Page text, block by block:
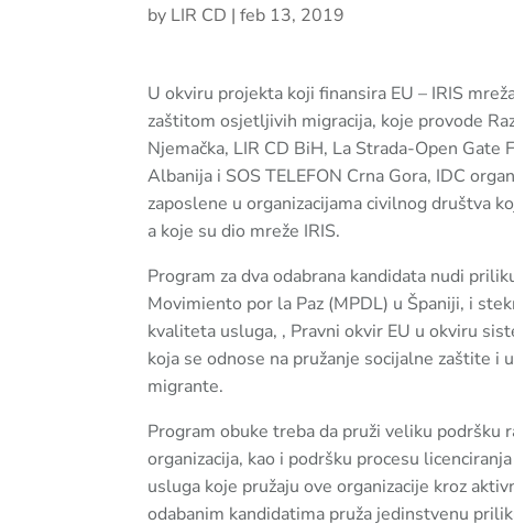
by LIR CD |feb 13, 2019
U okviru projekta koji finansira EU – IRIS
zaštitom osjetljivih migracija, koje provode
Njemačka, LIR CD BiH, La Strada-Open
Albanija i SOS TELEFON Crna Gora, IDC
zaposlene u organizacijama civilnog društva
a koje su dio mreže IRIS.
Program za dva odabrana kandidata nudi
Movimiento por la Paz (MPDL) u Španiji, i
kvaliteta usluga, , Pravni okvir EU u okviru
koja se odnose na pružanje socijalne zaštite i
migrante.
Program obuke treba da pruži veliku
organizacija, kao i podršku procesu
usluga koje pružaju ove organizacije kroz
odabanim kandidatima pruža jedinstvenu